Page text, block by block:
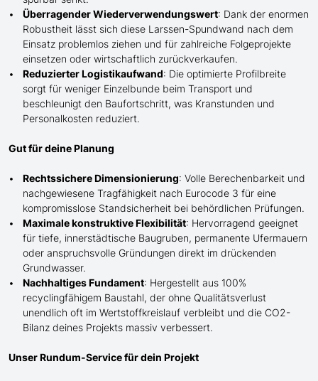
Überragender Wiederverwendungswert: Dank der enormen
Robustheit lässt sich diese Larssen-Spundwand nach dem
Einsatz problemlos ziehen und für zahlreiche Folgeprojekte
einsetzen oder wirtschaftlich zurückverkaufen.
Reduzierter Logistikaufwand: Die optimierte Profilbreite
sorgt für weniger Einzelbunde beim Transport und
beschleunigt den Baufortschritt, was Kranstunden und
Personalkosten reduziert.
Gut für deine Planung
Rechtssichere Dimensionierung: Volle Berechenbarkeit und
nachgewiesene Tragfähigkeit nach Eurocode 3 für eine
kompromisslose Standsicherheit bei behördlichen Prüfungen.
Maximale konstruktive Flexibilität: Hervorragend geeignet
für tiefe, innerstädtische Baugruben, permanente Ufermauern
oder anspruchsvolle Gründungen direkt im drückenden
Grundwasser.
Nachhaltiges Fundament: Hergestellt aus 100%
recyclingfähigem Baustahl, der ohne Qualitätsverlust
unendlich oft im Wertstoffkreislauf verbleibt und die CO2-
Bilanz deines Projekts massiv verbessert.
Unser Rundum-Service für dein Projekt